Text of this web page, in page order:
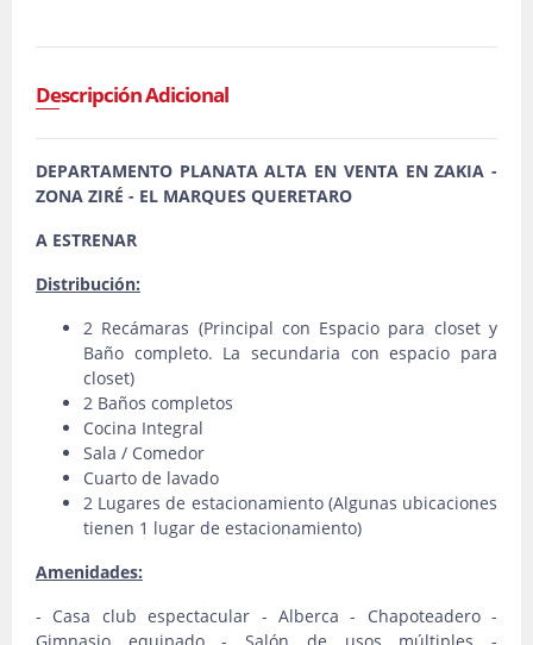
Descripción Adicional
DEPARTAMENTO PLANATA ALTA EN VENTA EN ZAKIA -
ZONA ZIRÉ - EL MARQUES QUERETARO
A ESTRENAR
Distribución:
2 Recámaras (Principal con Espacio para closet y
Baño completo. La secundaria con espacio para
closet)
2 Baños completos
Cocina Integral
Sala / Comedor
Cuarto de lavado
2 Lugares de estacionamiento (Algunas ubicaciones
tienen 1 lugar de estacionamiento)
Amenidades:
- Casa club espectacular - Alberca - Chapoteadero -